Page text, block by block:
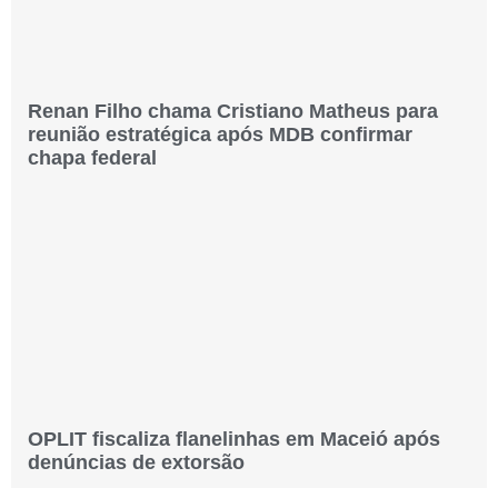
Renan Filho chama Cristiano Matheus para
reunião estratégica após MDB confirmar
chapa federal
OPLIT fiscaliza flanelinhas em Maceió após
denúncias de extorsão